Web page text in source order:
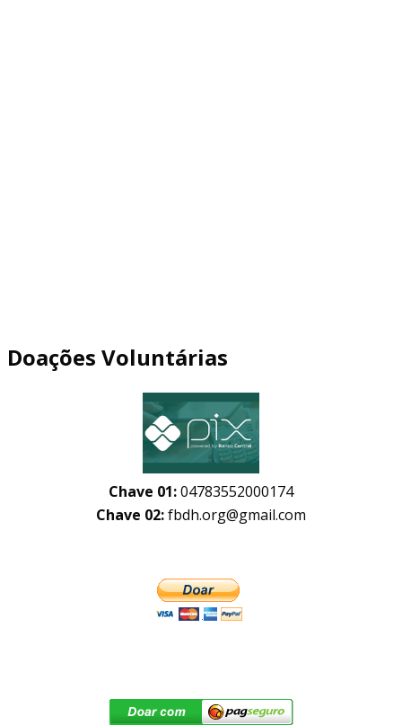
Doações Voluntárias
Chave 01:04783552000174
Chave 02:fbdh.org@gmail.com